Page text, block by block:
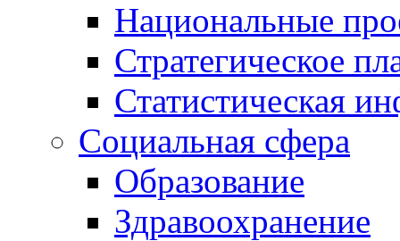
Национальные
Стратегическое
Статистическая
Социальная сфера
Образование
Здравоохранение